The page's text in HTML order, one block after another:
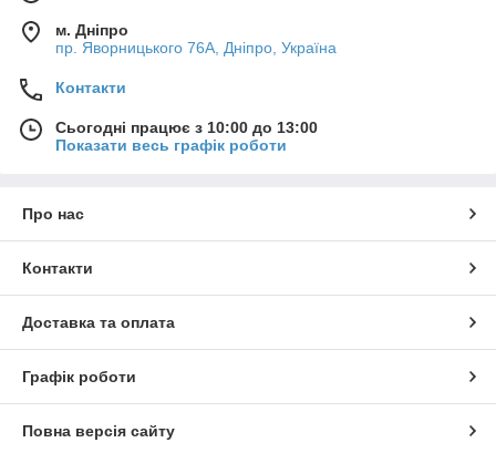
м. Дніпро
пр. Яворницького 76А, Дніпро, Україна
Контакти
Сьогодні працює з 10:00 до 13:00
Показати весь графік роботи
Про нас
Контакти
Доставка та оплата
Графік роботи
Повна версія сайту